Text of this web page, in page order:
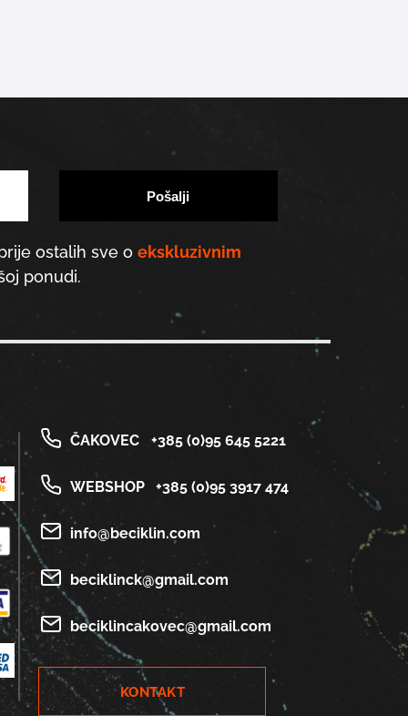
ostalih sve o ekskluzivnim
ponudi.
ČAKOVEC +385 (0)95 645 5221
WEBSHOP +385 (0)95 3917 474
info@beciklin.com
beciklinck@gmail.com
beciklincakovec@gmail.com
KONTAKT